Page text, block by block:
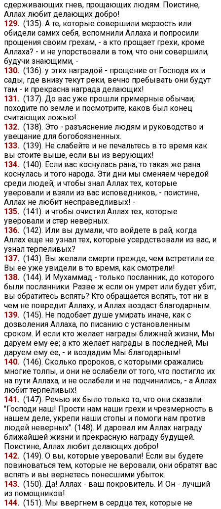
сдерживающих гнев, прощающих людям. Поистине,
Аллах любит делающих добро!
129. (135). А те, которые совершили мерзость или
обидели самих себя, вспомнили Аллаха и попросили
прощения своим грехам, - а кто прощает грехи, кроме
Аллаха? - и не упорствовали в том, что они совершили,
будучи знающими, -
130. (136). у этих наградой - прощение от Господа их и
сады, где внизу текут реки, вечно пребывать они будут
там - и прекрасна награда делающих!
131. (137). До вас уже прошли примерные обычаи;
походите по земле и посмотрите, каков был конец
считающих ложью!
132. (138). Это - разъяснение людям и руководство и
увещание для богобоязненных.
133. (139). Не слабейте и не печальтесь в то время как
вы стоите выше, если вы из верующих!
134. (140). Если вас коснулась рана, то такая же рана
коснулась и того народа. Эти дни мы сменяем чередой
среди людей, и чтобы знал Аллах тех, которые
уверовали и взяли из вас исповедников, - поистине,
Аллах не любит несправедливых! -
135. (141). и чтобы очистил Аллах тех, которые
уверовали и стер неверных.
136. (142). Или вы думали, что войдете в рай, когда
Аллах еще не узнал тех, которые усердствовали из вас, и
узнал терпеливых?
137. (143). Вы желали смерти прежде, чем встретили ее.
Вы ее уже увидели в то время, как смотрели!
138. (144). И Мухаммад - только посланник, до которого
были посланники. Разве ж если он умрет или будет убит,
вы обратитесь вспять? Кто обращается вспять, тот ни в
чем не повредит Аллаху, и Аллах воздаст благодарным.
139. (145). Не подобает душе умирать иначе, как с
дозволения Аллаха, по писанию с установленным
сроком. И если кто желает награды ближней жизни, Мы
даруем ему ее; а кто желает награды в последней, Мы
даруем ему ее, - и воздадим Мы благодарным!
140. (146). Сколько пророков, с которыми сражались
многие толпы, и они не ослабели от того, что постигло их
на пути Аллаха, и не ослабели и не подчинились, - а Аллах
любит терпеливых!
141. (147). Речью их было только то, что они сказали:
"Господи наш! Прости нам наши грехи и чрезмерность в
нашем деле, укрепи наши стопы и помоги нам против
людей неверных". (148). И даровал им Аллах награду
ближайшей жизни и прекрасную награду будущей.
Поистине, Аллах любит делающих добро!
142. (149). О вы, которые уверовали! Если вы будете
повиноваться тем, которые не веровали, они обратят вас
вспять и вы вернетесь понесшими убыток.
143. (150). Да! Аллах - ваш покровитель. И Он - лучший
из помощников!
144. (151). Мы ввергнем в сердца тех, которые не